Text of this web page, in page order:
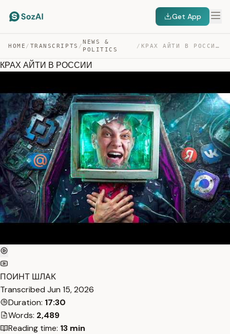
Get App
HOME / TRANSCRIPTS /
NEWS &
POLITICS
/ КРАХ АЙТИ В РОССИИ — TRANSCRIPT
КРАХ АЙТИ В РОССИИ
ПОИНТ ШЛАК
Transcribed Jun 15, 2026
Duration: 17:30
Words: 2,489
Reading time: 13 min